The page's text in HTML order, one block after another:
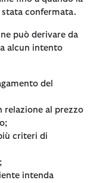
confermata.
può derivare da
alcun intento
del
relazione al prezzo
criteri di
intenda